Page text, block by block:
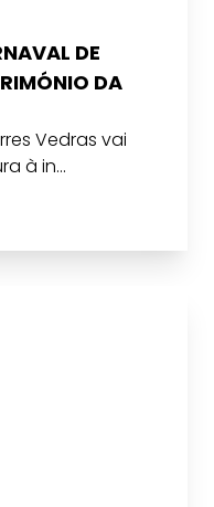
DE
DA
Vedras vai
à in...